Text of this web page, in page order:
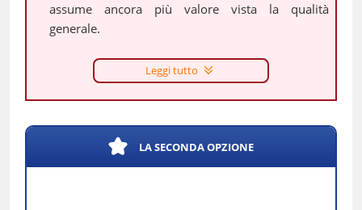
assume ancora più valore vista la qualità
generale.
Leggi tutto
LA SECONDA OPZIONE